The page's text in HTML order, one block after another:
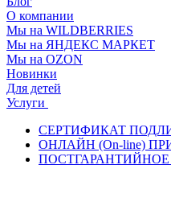
О компании
Мы на WILDBERRIES
Мы на ЯНДЕКС МАРКЕТ
Мы на OZON
Новинки
Для детей
Услуги
СЕРТИФИКАТ
ОНЛАЙН (On-line)